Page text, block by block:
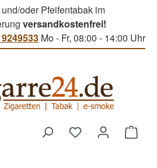
oder Pfeifentabak im
versandkostenfrei!
Mo - Fr, 08:00 - 14:00 Uhr
Du hast 0